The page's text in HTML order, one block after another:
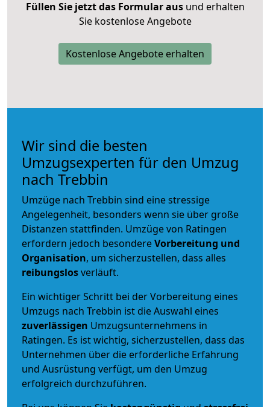
Füllen Sie jetzt das Formular ausund erhalten
Sie kostenlose Angebote
Kostenlose Angebote erhalten
Wir sind die besten
Umzugsexperten für den Umzug
nach Trebbin
Umzüge nach Trebbin sind eine stressige
Angelegenheit, besonders wenn sie über große
Distanzen stattfinden. Umzüge von Ratingen
erfordern jedoch besondereVorbereitung und
Organisation, um sicherzustellen, dass alles
reibungslosverläuft.
Ein wichtiger Schritt bei der Vorbereitung eines
Umzugs nach Trebbin ist die Auswahl eines
zuverlässigen Umzugsunternehmens in
Ratingen. Es ist wichtig, sicherzustellen, dass das
Unternehmen über die erforderliche Erfahrung
und Ausrüstung verfügt, um den Umzug
erfolgreich durchzuführen.